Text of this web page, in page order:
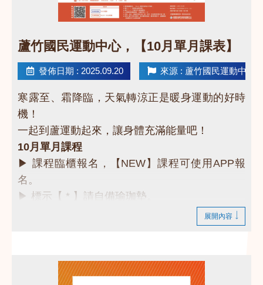
蘆竹國民運動中心，【10月單月課表】
發佈日期 : 2025.09.20 來源 : 蘆竹國民運動中心
寒露至、霜降臨，天氣轉涼正是暖身運動的好時
機！
一起到蘆運動起來，讓身體充滿能量吧！
10月單月課程
▶ 課程臨櫃報名，【NEW】課程可使用APP報
名。
▶ 標示【 * 】請自備瑜珈墊。
▶ 上課請穿著運動服裝，並攜帶毛巾、水。
年滿18歲。
▶ 若因人數不足無法開班，將於開課前通知，並
展開內容